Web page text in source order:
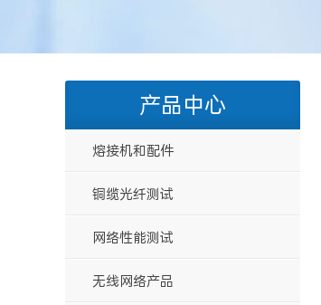
产品中心
熔接机和配件
铜缆光纤测试
网络性能测试
无线网络产品